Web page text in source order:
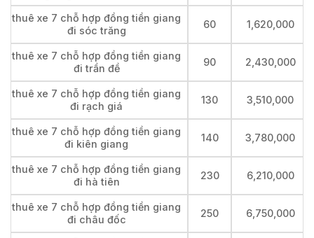
thuê xe 7 chỗ hợp đồng tiền giang
đi sóc trăng
60 1,620,000
thuê xe 7 chỗ hợp đồng tiền giang
đi trần đề
90 2,430,000
thuê xe 7 chỗ hợp đồng tiền giang
đi rạch giá
130 3,510,000
thuê xe 7 chỗ hợp đồng tiền giang
đi kiên giang
140 3,780,000
thuê xe 7 chỗ hợp đồng tiền giang
đi hà tiên
230 6,210,000
thuê xe 7 chỗ hợp đồng tiền giang
đi châu đốc
250 6,750,000